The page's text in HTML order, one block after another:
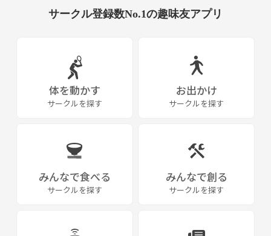
サークル登録数No.1の趣味友アプリ
体を動かす
サークルを探す
お出かけ
サークルを探す
みんなで食べる
サークルを探す
みんなで創る
サークルを探す